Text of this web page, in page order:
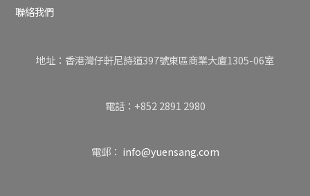
聯絡我們
地址：香港灣仔軒尼詩道397號東區商業大廈1305-06室
電話：+852 2891 2980
電郵： info@yuensang.com